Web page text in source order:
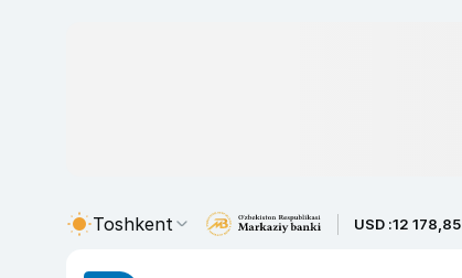
Toshkent USD :12 178,85